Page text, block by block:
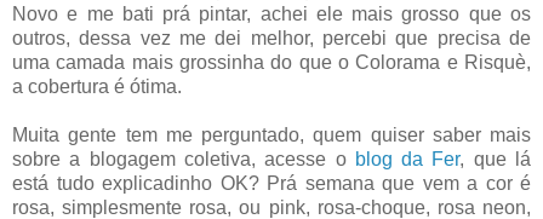
Novo e me bati prá pintar, achei ele mais grosso que os
outros, dessa vez me dei melhor, percebi que precisa de
uma camada mais grossinha do que o Colorama e Risquè,
a cobertura é ótima.
Muita gente tem me perguntado, quem quiser saber mais
sobre a blogagem coletiva, acesse o blog da Fer, que lá
está tudo explicadinho OK? Prá semana que vem a cor é
rosa, simplesmente rosa, ou pink, rosa-choque, rosa neon,